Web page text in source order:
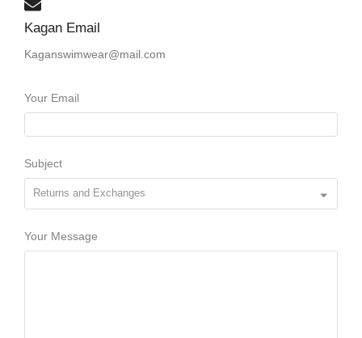
Kagan Email
Kaganswimwear@mail.com
Your Email
Subject
Your Message